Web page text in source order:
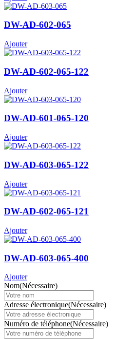
DW-AD-602-065
Ajouter
DW-AD-602-065-122
Ajouter
DW-AD-601-065-120
Ajouter
DW-AD-603-065-122
Ajouter
DW-AD-602-065-121
Ajouter
DW-AD-603-065-400
Ajouter
Nom(Nécessaire)
Adresse électronique(Nécessaire)
Numéro de téléphone(Nécessaire)